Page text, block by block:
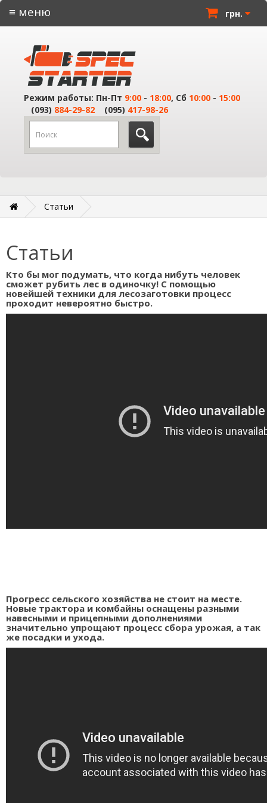
грн.
≡ меню
Режим работы: Пн-Пт 9:00 - 18:00, Сб 10:00 - 15:00
(093) 884-29-82 (095) 417-98-26
Статьи
Статьи
Кто бы мог подумать, что когда нибуть человек
сможет рубить лес в одиночку! С помощью
новейшей техники для лесозаготовки процесс
проходит невероятно быстро.
Прогресс сельского хозяйства не стоит на месте.
Новые трактора и комбайны оснащены разными
навесными и прицепными дополнениями
значительно упрощают процесс сбора урожая, а так
же посадки и ухода.